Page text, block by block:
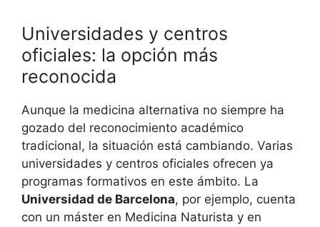
Universidades y centros
oficiales: la opción más
reconocida
Aunque la medicina alternativa no siempre ha
gozado del reconocimiento académico
tradicional, la situación está cambiando. Varias
universidades y centros oficiales ofrecen ya
programas formativos en este ámbito. La
Universidad de Barcelona, por ejemplo, cuenta
con un máster en Medicina Naturista y en